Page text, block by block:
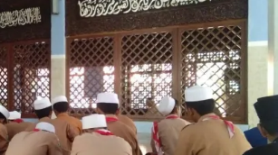
a
a
n
a
t
k
e
l
s
a
i
S
e
m
i
r